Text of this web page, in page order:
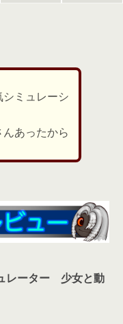
ミュレーシ
あったから
レーター 少女と動